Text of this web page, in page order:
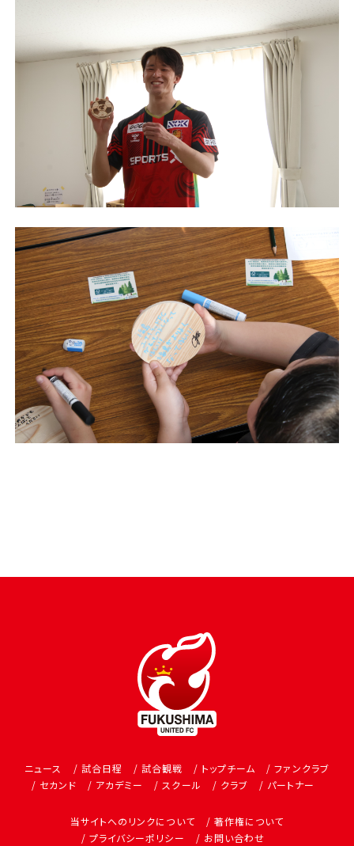
ニュース 試合日程 試合観戦 トップチーム
ファンクラブ
セカンド
アカデミー スクール クラブ パートナー
当サイトへのリンクについて
著作権について
プライバシーポリシー
お問い合わせ